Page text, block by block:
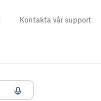
Kontakta vår support